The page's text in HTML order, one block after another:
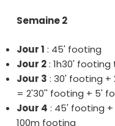
Semaine 2
Jour 1 : 45' footing
Jour 2: 1h30' footing
Jour 3 : 30' footing +
= 2'30'' footing + 5'
Jour 4 : 45' footing +
100m footing